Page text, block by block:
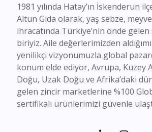
1981 yılında Hatay’ın İskenderun
Altun Gıda olarak, yaş sebze,
ihracatında Türkiye’nin önde
biriyiz. Aile değerlerimizden
yenilikçi vizyonumuzla global
konum elde ediyor, Avrupa, Kuzey
Doğu, Uzak Doğu ve Afrika’daki
gelen zincir marketlerine %100
sertifikalı ürünlerimizi güvenle